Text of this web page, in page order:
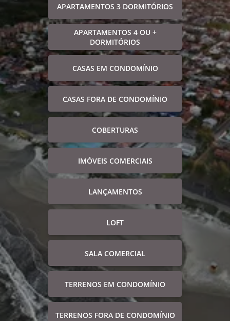
APARTAMENTOS 3 DORMITÓRIOS
APARTAMENTOS 4 OU +
DORMITÓRIOS
CASAS EM CONDOMÍNIO
CASAS FORA DE CONDOMÍNIO
COBERTURAS
IMÓVEIS COMERCIAIS
LANÇAMENTOS
LOFT
SALA COMERCIAL
TERRENOS EM CONDOMÍNIO
TERRENOS FORA DE CONDOMÍNIO